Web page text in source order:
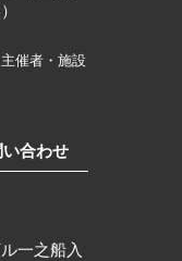
催者・施設
合わせ
一之船入